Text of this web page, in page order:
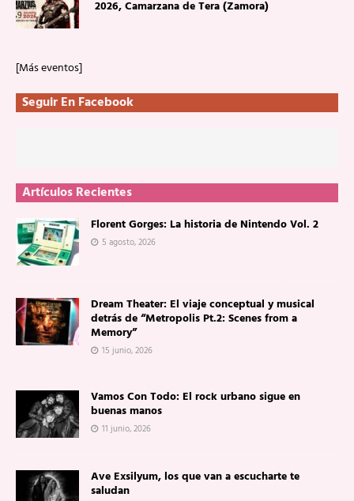
2026, Camarzana de Tera (Zamora)
[Más eventos]
Seguir En Facebook
Artículos Recientes
Florent Gorges: La historia de Nintendo Vol. 2
5 agosto, 2026
Dream Theater: El viaje conceptual y musical
detrás de “Metropolis Pt.2: Scenes from a
Memory”
15 junio, 2026
Vamos Con Todo: El rock urbano sigue en
buenas manos
11 junio, 2026
Ave Exsilyum, los que van a escucharte te
saludan